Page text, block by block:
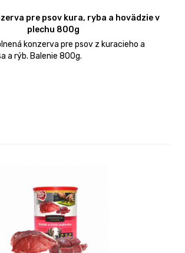
pre psov kura, ryba a hovädzie v
plechu 800g
konzerva pre psov z kuracieho a
a rýb. Balenie 800g.